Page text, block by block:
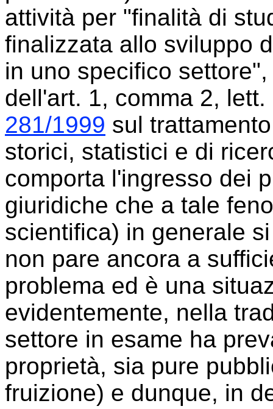
attività per "finalità di
finalizzata allo sviluppo
in uno specifico
dell'art. 1, comma 2,
281/1999 sul
storici, statistici e di
comporta l'ingresso dei
giuridiche che a tale
scientifica) in generale
non pare ancora a
problema ed è una
evidentemente, nella
settore in esame ha
proprietà, sia pure
fruizione) e dunque, in